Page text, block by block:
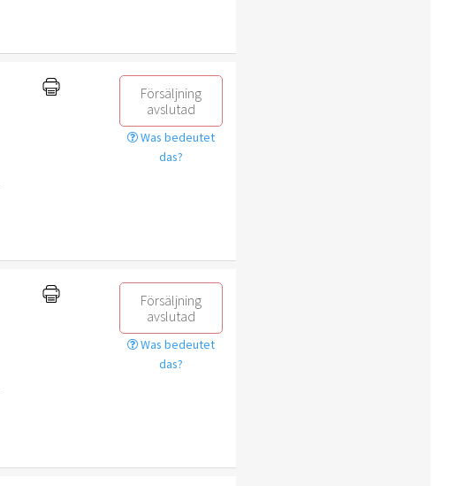
Försäljning
avslutad
Was bedeutet
das?
Försäljning
avslutad
Was bedeutet
das?